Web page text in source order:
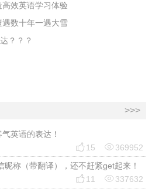
效英语学习体验
遇数十年一遇大雪
？？？
>>>
英语的表达！
 15 369952
称（带翻译），还不赶紧get起来！
 11 337632